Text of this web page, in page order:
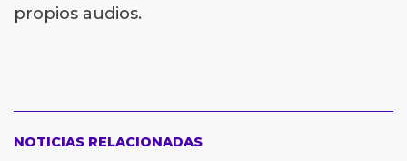
propios audios.
NOTICIAS RELACIONADAS